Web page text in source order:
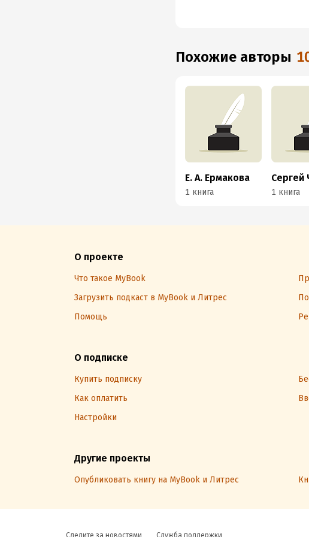
Похожие авторы
Е. А. Ермакова
1 книга 1 книга
О проекте
Что такое MyBook
Загрузить подкаст в MyBook и Литрес
Помощь
О подписке
Купить подписку
Как оплатить
Настройки
Другие проекты
Опубликовать книгу на MyBook и Литрес
Следите за новостями Служба поддержки